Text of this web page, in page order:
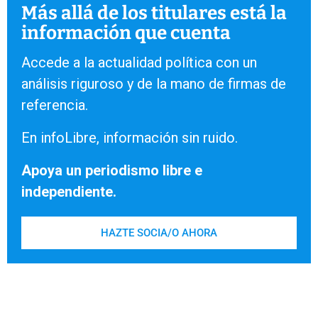
Más allá de los titulares está la
información que cuenta
Accede a la actualidad política con un
análisis riguroso y de la mano de firmas de
referencia.
En infoLibre, información sin ruido.
Apoya un periodismo libre e
independiente.
HAZTE SOCIA/O AHORA